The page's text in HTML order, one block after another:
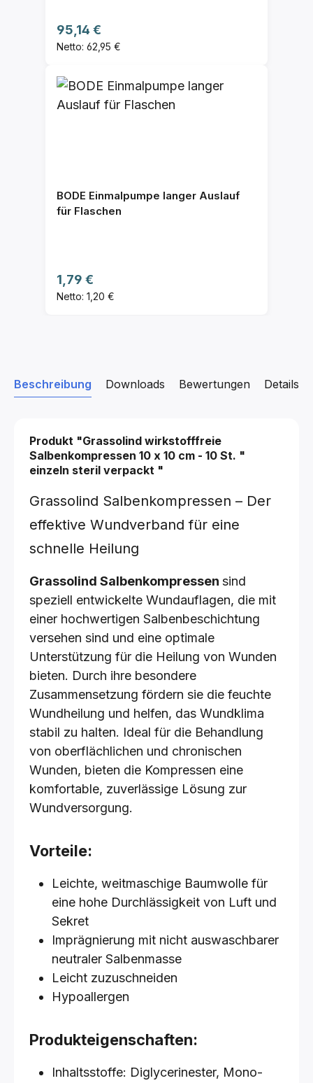
Regulärer Preis:
95,14 €
Netto: 62,95 €
BODE Einmalpumpe langer Auslauf
für Flaschen
Regulärer Preis:
1,79 €
Netto: 1,20 €
Beschreibung Downloads Details
Bewertungen
Produkt "Grassolind wirkstofffreie
Salbenkompressen 10 x 10 cm - 10 St. "
einzeln steril verpackt "
Grassolind Salbenkompressen – Der
effektive Wundverband für eine
schnelle Heilung
Grassolind Salbenkompressen sind
speziell entwickelte Wundauflagen, die mit
einer hochwertigen Salbenbeschichtung
versehen sind und eine optimale
Unterstützung für die Heilung von Wunden
bieten. Durch ihre besondere
Zusammensetzung fördern sie die feuchte
Wundheilung und helfen, das Wundklima
stabil zu halten. Ideal für die Behandlung
von oberflächlichen und chronischen
Wunden, bieten die Kompressen eine
komfortable, zuverlässige Lösung zur
Wundversorgung.
Vorteile:
Leichte, weitmaschige Baumwolle für
eine hohe Durchlässigkeit von Luft und
Sekret
Imprägnierung mit nicht auswaschbarer
neutraler Salbenmasse
Leicht zuzuschneiden
Hypoallergen
Produkteigenschaften:
Inhaltsstoffe: Diglycerinester, Mono-